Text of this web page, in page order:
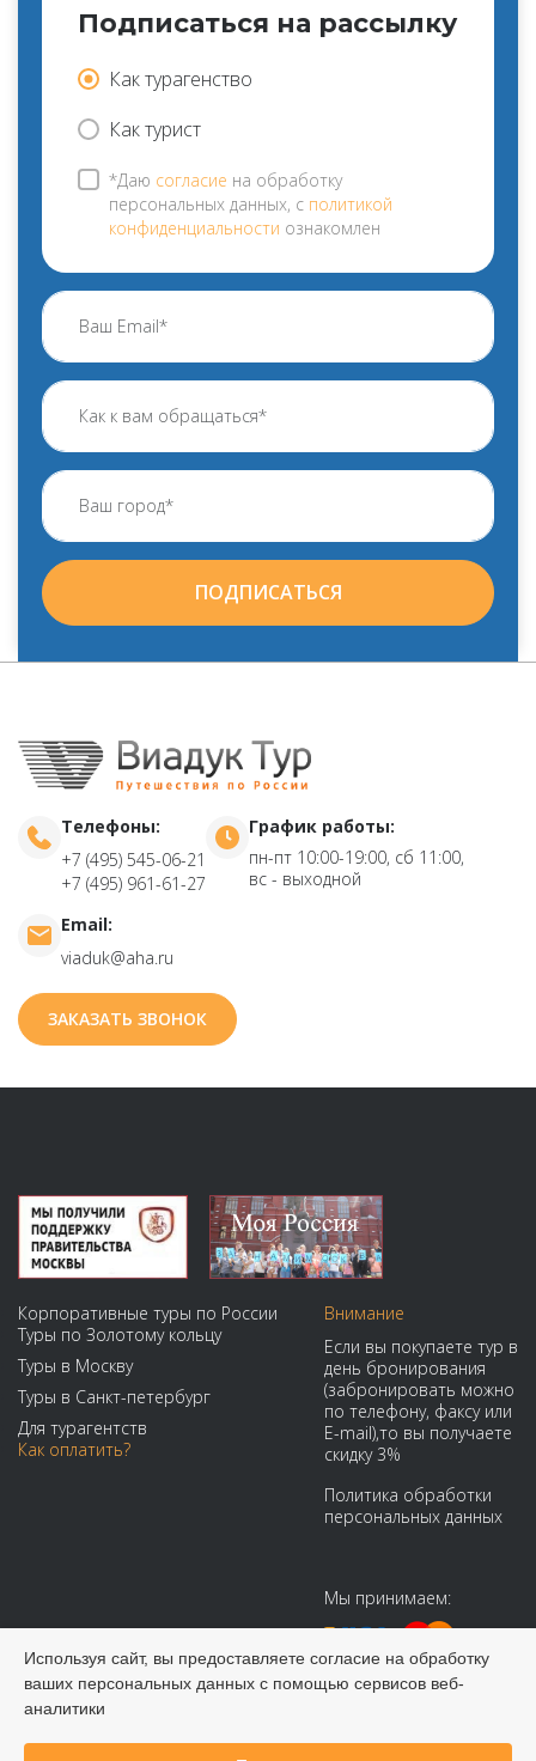
Подписаться на рассылку
Как турагенство
Как турист
*Даю согласие на обработку
персональных данных, с политикой
конфиденциальности ознакомлен
ПОДПИСАТЬСЯ
Телефоны:
+7 (495) 545-06-21
+7 (495) 961-61-27
График работы:
пн-пт 10:00-19:00, сб 11:00,
вс - выходной
Email:
viaduk@aha.ru
ЗАКАЗАТЬ ЗВОНОК
Корпоративные туры по России
Туры по Золотому кольцу
Туры в Москву
Туры в Санкт-петербург
Для турагентств
Как оплатить?
Внимание
Если вы покупаете тур в
день бронирования
(забронировать можно
по телефону, факсу или
E-mail),то вы получаете
скидку 3%
Политика обработки
персональных данных
Мы принимаем:
Используя сайт, вы предоставляете согласие на обработку
ваших персональных данных с помощью сервисов веб-
аналитики